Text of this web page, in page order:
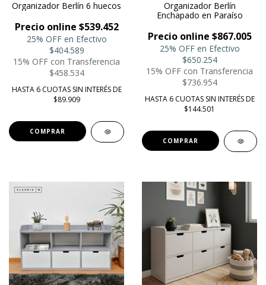
Organizador Berlín 6 huecos
Precio online $539.452
25% OFF en Efectivo
$404.589
15% OFF con Transferencia
$458.534
HASTA 6 CUOTAS SIN INTERÉS DE
$89.909
COMPRAR
Organizador Berlín
Enchapado en Paraíso
Precio online $867.005
25% OFF en Efectivo
$650.254
15% OFF con Transferencia
$736.954
HASTA 6 CUOTAS SIN INTERÉS DE
$144.501
COMPRAR